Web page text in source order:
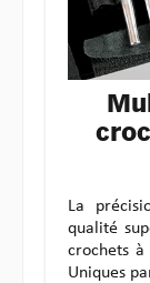
La
qualité
crochets à
Uniques